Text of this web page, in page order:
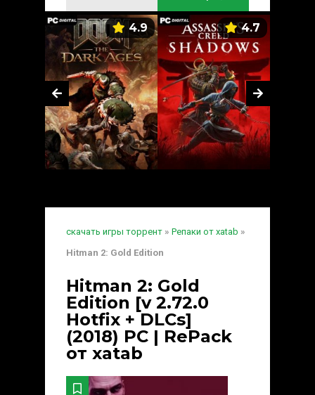
4.9 4.7
скачать игры торрент » Репаки от xatab »
Hitman 2: Gold Edition
Hitman 2: Gold
Edition [v 2.72.0
Hotfix + DLCs]
(2018) PC | RePack
от xatab